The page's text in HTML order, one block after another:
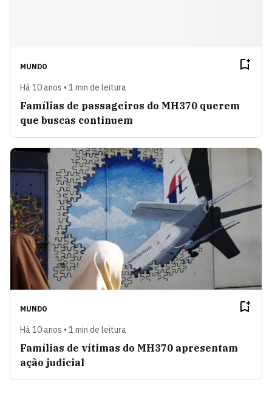
MUNDO
Há 10 anos • 1 min de leitura
Famílias de passageiros do MH370 querem
que buscas continuem
MUNDO
Há 10 anos • 1 min de leitura
Famílias de vítimas do MH370 apresentam
ação judicial